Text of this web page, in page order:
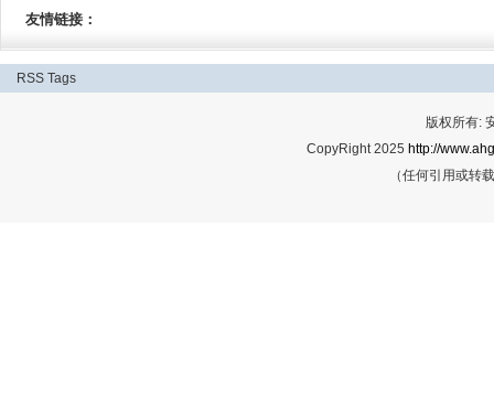
友情链接：
RSS Tags
版权所有:
CopyRight 2025 http://
（任何引用或转